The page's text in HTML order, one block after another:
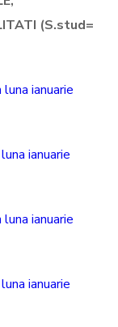
(S.stud=
ianuarie
ianuarie
ianuarie
ianuarie